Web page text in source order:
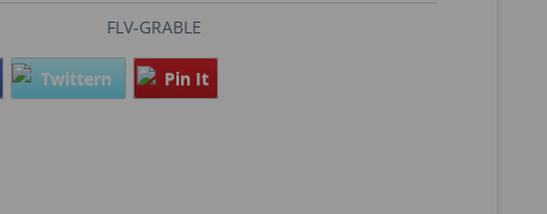
FLV-GRABLE
Twittern Pin It